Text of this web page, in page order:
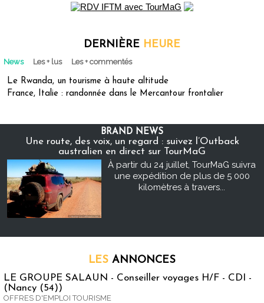
DERNIÈRE HEURE
News Les + lus Les + commentés
Le Rwanda, un tourisme à haute altitude
France, Italie : randonnée dans le Mercantour frontalier
BRAND NEWS
Une route, des voix, un regard : suivez l’Outback
australien en direct sur TourMaG
À partir du 24 juillet, TourMaG suivra
une expédition de plus de 5 000
kilomètres à travers...
LES ANNONCES
LE GROUPE SALAUN - Conseiller voyages H/F - CDI -
(Nancy (54))
OFFRES D'EMPLOI TOURISME